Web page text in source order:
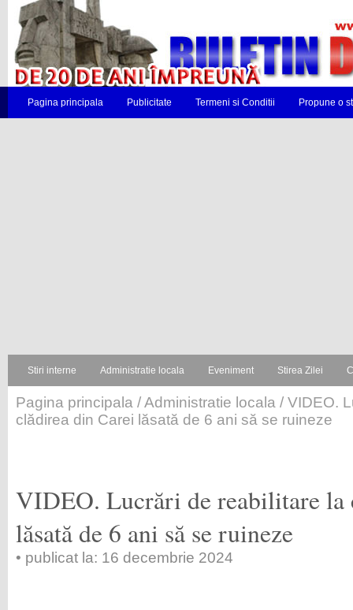
Pagina principala Publicitate Termeni si Conditii Propune o
Stiri interne Administratie locala Eveniment Stirea Zilei
Pagina principala /Administratie locala / VIDEO.
clădirea din Carei lăsată de 6 ani să se ruineze
VIDEO. Lucrări de reabilitare la
lăsată de 6 ani să se ruineze
• publicat la: 16 decembrie 2024